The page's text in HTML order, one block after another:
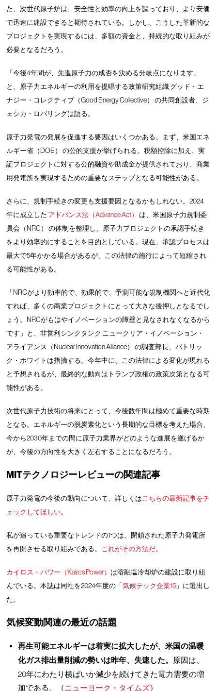
た、次世代原子炉は、安全性と効率の向上を謳っており、より安価
で迅速に建設できると期待されている。しかし、こうした革新的な
プロジェクトを実現するには、多額の資金と、持続的な取り組みが
必要となるだろう。
「今後4年間が、先進原子力の成否を決める分岐点になります」
と、原子力エネルギーの利用を提唱する政策研究組織 グッド・エ
ナジー・コレクティブ（Good Energy Collective） の共同創設者、ジ
ェシカ・ロバリングは語る。
原子力発電の発展を促進する要因はいくつかある。まず、米国エネ
ルギー省（DOE） の公的支援が挙げられる。税額控除に加え、実
証プロジェクトに対する公的融資や助成金が提供されており、商業
用発電所を実現するための重要なステップとなる可能性がある。
さらに、規制手続きの変更も支援要因となるかもしれない。2024
年に成立した アドバンス法（Advance Act）
は、米国原子力規制委
員会（NRC） の体制を整理し、原子力プロジェクトの承認手続き
をより効率的にすることを目的としている。現在、承認プロセスは
最大で5年かかる場合があるが、この法律の施行によって短縮され
る可能性がある。
「NRCがより効率的で、効果的で、予測可能な規制機関へと近代化
すれば、多くの商業プロジェクトにとって大きな後押しとなるでし
ょう。NRCがもはやイノベーションの障壁と見なされなくなるから
です」と、非営利シンクタンク ニュークリア・イノベーション・
アライアンス（Nuclear Innovation Alliance） の調査部長、パトリッ
ク・ホワイトは指摘する。今年中に、この法律による変化が現れる
と予想されるが、最終的な動向はトランプ政権の政策次第となる可
能性がある。
次世代原子力技術の将来にとって、今後数年間は極めて重要な時期
となる。エネルギーの脱炭素化という長期的な目標を考えた場合、
今から2030年までの間に原子力業界がどのような進展を遂げるか
が、今後の方向性を大きく左右することになるだろう。
MITテクノロジーレビューの関連記事
原子力発電の今後の動向について、詳しくはこちらの最新記事をチ
ェックしてほしい。
私が追っている重要なトレンドの1つは、閉鎖された原子力発電所
を再開させる取り組みである。 これがその方法だ。
カイロス・パワー（Kairos Power） は溶融塩冷却炉の建設に取り組
んでいる。本誌は同社を2024年度の「気候テック企業15 」に選出し
た。
気候変動関連の最近の話題
再生可能エネルギーは着実に拡大したが、米国の温暖
化ガス排出量削減の勢いは昨年、失速した。
原因は、
20年にわたり横ばいか減少を続けてきた電力需要の増
加である。（ニューヨーク・タイムズ）